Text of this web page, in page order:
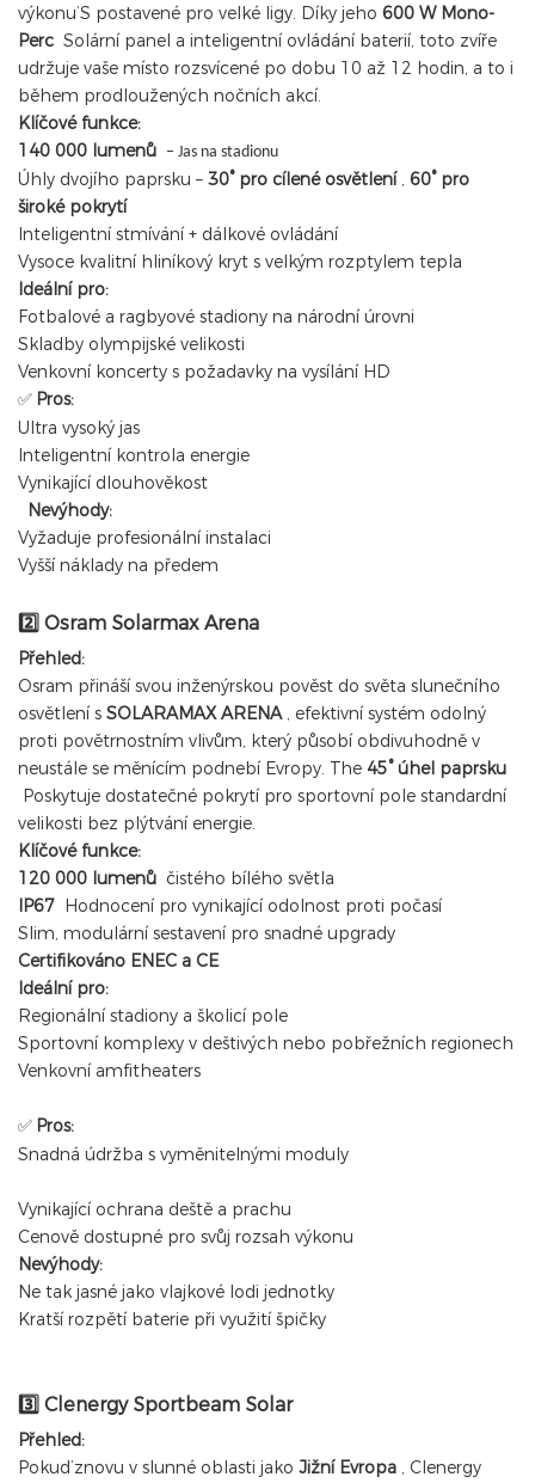
výkonu’S postavené pro velké ligy. Díky jeho 600 W Mono-
Perc Solární panel a inteligentní ovládání baterií, toto zvíře
udržuje vaše místo rozsvícené po dobu 10 až 12 hodin, a to i
během prodloužených nočních akcí.
Klíčové funkce:
140 000 lumenů – Jas na stadionu
Úhly dvojího paprsku – 30° pro cílené osvětlení , 60° pro
široké pokrytí
Inteligentní stmívání + dálkové ovládání
Vysoce kvalitní hliníkový kryt s velkým rozptylem tepla
Ideální pro:
Fotbalové a ragbyové stadiony na národní úrovni
Skladby olympijské velikosti
Venkovní koncerty s požadavky na vysílání HD
✅ Pros:
Ultra vysoký jas
Inteligentní kontrola energie
Vynikající dlouhověkost
Nevýhody:
Vyžaduje profesionální instalaci
Vyšší náklady na předem
2️⃣ Osram Solarmax Arena
Přehled:
Osram přináší svou inženýrskou pověst do světa slunečního
osvětlení s SOLARAMAX ARENA , efektivní systém odolný
proti povětrnostním vlivům, který působí obdivuhodně v
neustále se měnícím podnebí Evropy. The 45° úhel paprsku
Poskytuje dostatečné pokrytí pro sportovní pole standardní
velikosti bez plýtvání energie.
Klíčové funkce:
120 000 lumenů čistého bílého světla
IP67 Hodnocení pro vynikající odolnost proti počasí
Slim, modulární sestavení pro snadné upgrady
Certifikováno ENEC a CE
Ideální pro:
Regionální stadiony a školicí pole
Sportovní komplexy v deštivých nebo pobřežních regionech
Venkovní amfitheaters
✅ Pros:
Snadná údržba s vyměnitelnými moduly
Vynikající ochrana deště a prachu
Cenově dostupné pro svůj rozsah výkonu
Nevýhody:
Ne tak jasné jako vlajkové lodi jednotky
Kratší rozpětí baterie při využití špičky
3️⃣ Clenergy Sportbeam Solar
Přehled:
Pokud’znovu v slunné oblasti jako Jižní Evropa , Clenergy